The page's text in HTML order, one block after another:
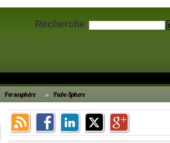
Recherche
Persosphère PuboSphere